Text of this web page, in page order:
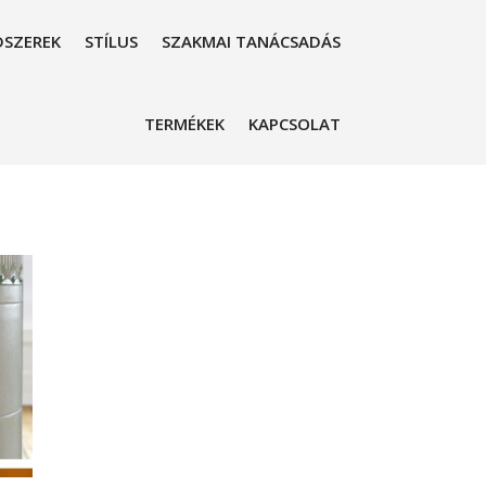
STÍLUS SZAKMAI TANÁCSADÁS
TERMÉKEK KAPCSOLAT